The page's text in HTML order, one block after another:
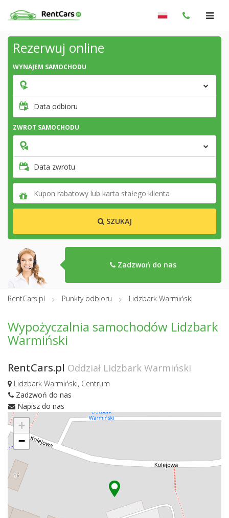
Rezerwuj online
WYNAJEM SAMOCHODU
Data odbioru
ZWROT SAMOCHODU
Data zwrotu
SZUKAJ
Zadzwoń do nas
RentCars.pl Punkty odbioru Lidzbark Warmiński
Wypożyczalnia samochodów Lidzbark
Warmiński
RentCars.pl Oddział Lidzbark Warmiński
Lidzbark Warmiński, Centrum
Zadzwoń do nas
Napisz do nas
+
−